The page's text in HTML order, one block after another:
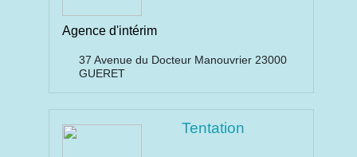
Agence d'intérim
37 Avenue du Docteur Manouvrier 23000
GUERET
Tentation